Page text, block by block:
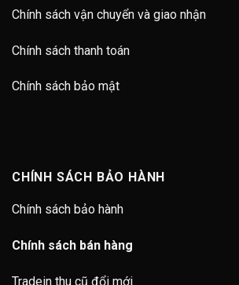
Chính sách vận chuyển và giao nhận
Chính sách thanh toán
Chính sách bảo mật
CHÍNH SÁCH BẢO HÀNH
Chính sách bảo hành
Chính sách bán hàng
Tradein thu cũ đổi mới